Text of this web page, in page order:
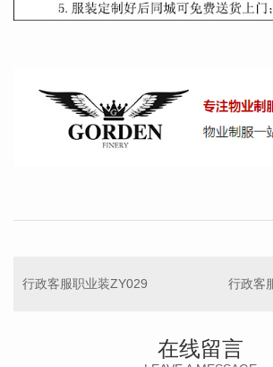
行政客服职业装ZY029 行政客
在线留言